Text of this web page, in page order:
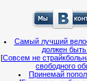
Самый лучший
должен быть.
[Совсем не
свободного
Принемай